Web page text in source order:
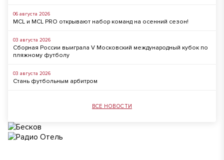
06 августа 2026
MCL и MCL PRO открывают набор команд на осенний сезон!
03 августа 2026
Сборная России выиграла V Московский международный кубок по
пляжному футболу
03 августа 2026
Стань футбольным арбитром
ВСЕ НОВОСТИ